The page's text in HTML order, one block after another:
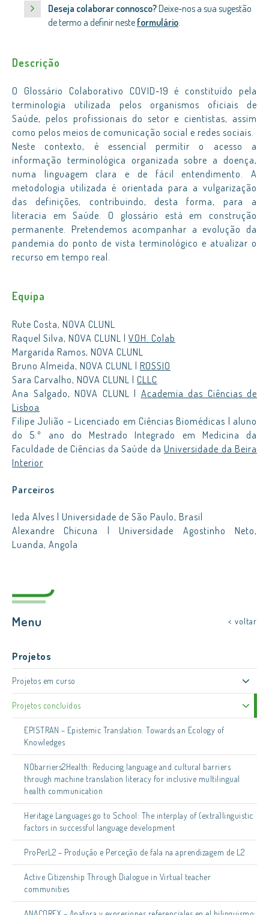
Deseja colaborar connosco?Deixe-nos a sua sugestão
de termo a definir neste formulário.
Descrição
O Glossário Colaborativo COVID-19 é constituído pela
terminologia utilizada pelos organismos oficiais de
Saúde, pelos profissionais do setor e cientistas, assim
como pelos meios de comunicação social e redes sociais.
Neste contexto, é essencial permitir o acesso a
informação terminológica organizada sobre a doença,
numa linguagem clara e de fácil entendimento. A
metodologia utilizada é orientada para a vulgarização
das definições, contribuindo, desta forma, para a
literacia em Saúde. O glossário está em construção
permanente. Pretendemos acompanhar a evolução da
pandemia do ponto de vista terminológico e atualizar o
recurso em tempo real.
Equipa
Rute Costa, NOVA CLUNL
Raquel Silva, NOVA CLUNL | VOH. Colab
Margarida Ramos, NOVA CLUNL
Bruno Almeida, NOVA CLUNL | ROSSIO
Sara Carvalho, NOVA CLUNL | CLLC
Ana Salgado, NOVA CLUNL | Academia das Ciências de
Lisboa
Filipe Julião – Licenciado em Ciências Biomédicas | aluno
do 5.º ano do Mestrado Integrado em Medicina da
Faculdade de Ciências da Saúde da Universidade da Beira
Interior
Parceiros
Ieda Alves | Universidade de São Paulo, Brasil
Alexandre Chicuna | Universidade Agostinho Neto,
Luanda, Angola
Menu < voltar
Projetos
Projetos em curso
Projetos concluídos
EPISTRAN – Epistemic Translation: Towards an Ecology of
Knowledges
NObarriers2Health: Reducing language and cultural barriers
through machine translation literacy for inclusive multilingual
health communication
Heritage Languages go to School: The interplay of (extra)linguistic
factors in successful language development
ProPerL2 – Produção e Perceção de fala na aprendizagem de L2
Active Citizenship Through Dialogue in Virtual teacher
communities